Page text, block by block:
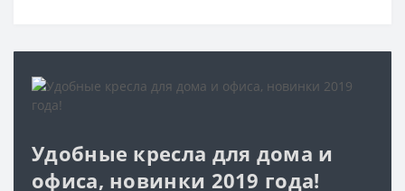
Удобные кресла для дома и
офиса, новинки 2019 года!